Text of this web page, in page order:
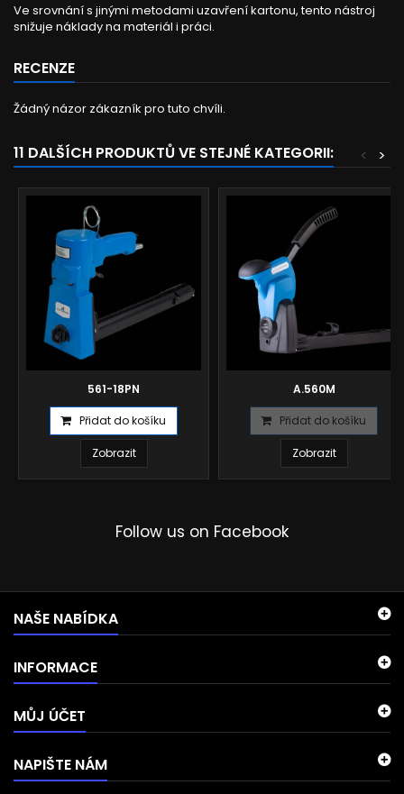
Ve srovnání s jinými metodami uzavření kartonu, tento nástroj
snižuje náklady na materiál i práci.
RECENZE
Žádný názor zákazník pro tuto chvíli.
11 DALŠÍCH PRODUKTŮ VE STEJNÉ KATEGORII: >
<
561-18PN
Přidat do košíku
Zobrazit
A.560M
Přidat do košíku
Zobrazit
Follow us on Facebook
NAŠE NABÍDKA
INFORMACE
MŮJ ÚČET
NAPIŠTE NÁM